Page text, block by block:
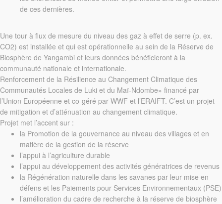
de ces dernières.
Une tour à flux de mesure du niveau des gaz à effet de serre (p. ex.
CO2) est installée et qui est opérationnelle au sein de la Réserve de
Biosphère de Yangambi et leurs données bénéficieront à la
communauté nationale et internationale.
Renforcement de la Résilience au Changement Climatique des
Communautés Locales de Luki et du Maï-Ndombe» financé par
l’Union Européenne et co-géré par WWF et l’ERAIFT. C’est un projet
de mitigation et d’atténuation au changement climatique.
Projet met l’accent sur :
la Promotion de la gouvernance au niveau des villages et en
matière de la gestion de la réserve
l’appui à l’agriculture durable
l’appui au développement des activités génératrices de revenus
la Régénération naturelle dans les savanes par leur mise en
défens et les Paiements pour Services Environnementaux (PSE)
l’amélioration du cadre de recherche à la réserve de biosphère